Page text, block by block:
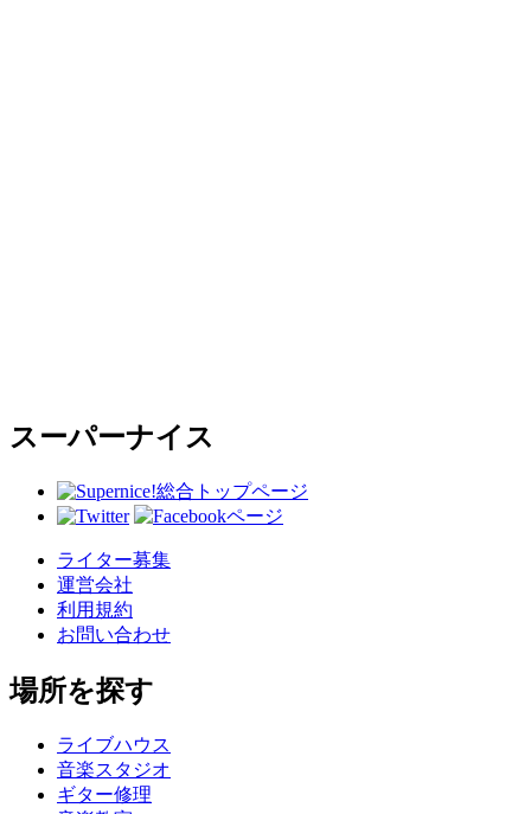
スーパーナイス
総合トップページ
ライター募集
運営会社
利用規約
お問い合わせ
場所を探す
ライブハウス
音楽スタジオ
ギター修理